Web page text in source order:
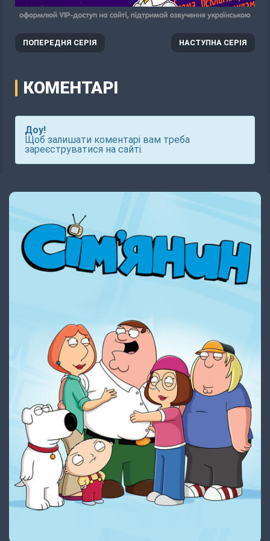
ПОПЕРЕДНЯ СЕРІЯ НАСТУПНА СЕРІЯ
КОМЕНТАРІ
Доу!
Щоб залишати коментарі вам треба
зареєструватися на сайті.